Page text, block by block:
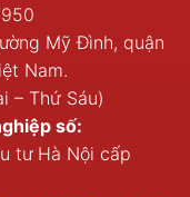
Mỹ Đình, quận
Nam.
– Thứ Sáu)
số:
tư Hà Nội cấp